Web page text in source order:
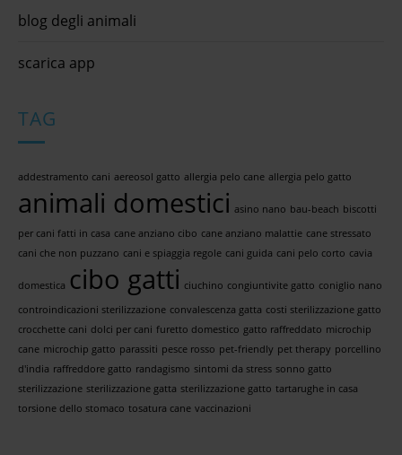
blog degli animali
scarica app
TAG
addestramento cani aereosol gatto allergia pelo cane allergia pelo gatto
animali domestici asino nano bau-beach biscotti
per cani fatti in casa cane anziano cibo cane anziano malattie cane stressato
cani che non puzzano cani e spiaggia regole cani guida cani pelo corto cavia
domestica cibo gatti ciuchino congiuntivite gatto coniglio nano
controindicazioni sterilizzazione convalescenza gatta costi sterilizzazione gatto
crocchette cani dolci per cani furetto domestico gatto raffreddato microchip
cane microchip gatto parassiti pesce rosso pet-friendly pet therapy porcellino
d'india raffreddore gatto randagismo sintomi da stress sonno gatto
sterilizzazione sterilizzazione gatta sterilizzazione gatto tartarughe in casa
torsione dello stomaco tosatura cane vaccinazioni